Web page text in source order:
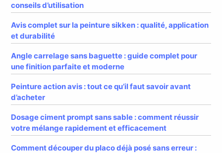
conseils d’utilisation
Avis complet sur la peinture sikken : qualité, application
et durabilité
Angle carrelage sans baguette : guide complet pour
une finition parfaite et moderne
Peinture action avis : tout ce qu’il faut savoir avant
d’acheter
Dosage ciment prompt sans sable : comment réussir
votre mélange rapidement et efficacement
Comment découper du placo déjà posé sans erreur :